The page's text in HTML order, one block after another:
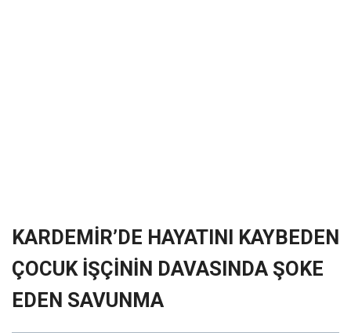
KARDEMİR’DE HAYATINI KAYBEDEN
ÇOCUK İŞÇİNİN DAVASINDA ŞOKE
EDEN SAVUNMA